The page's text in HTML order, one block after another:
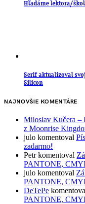
Hľadáme lektora/
Serif aktualizoval
Silicon
NAJNOVŠIE KOMENTÁRE
Miloslav Kučera –
z Moonrise
julo komentoval
zadarmo!
Petrkomentoval
PANTONE,
julo komentoval
PANTONE,
DeTePe
PANTONE,